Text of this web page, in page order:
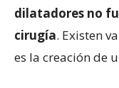
dilatadores no
cirugía. Existen
es la creación de